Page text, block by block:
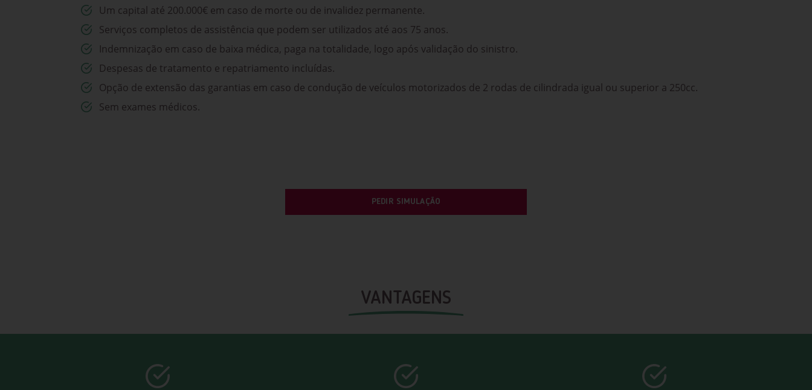
Um capital até 200.000€ em caso de morte ou de invalidez permanente.
Serviços completos de assistência que podem ser utilizados até aos 75 anos.
Indemnização em caso de baixa médica, paga na totalidade, logo após validação do sinistro.
Despesas de tratamento e repatriamento incluídas.
Opção de extensão das garantias em caso de condução de veículos motorizados de 2 rodas de cilindrada igual ou superior a 250cc.
Sem exames médicos.
PEDIR SIMULAÇÃO
VANTAGENS